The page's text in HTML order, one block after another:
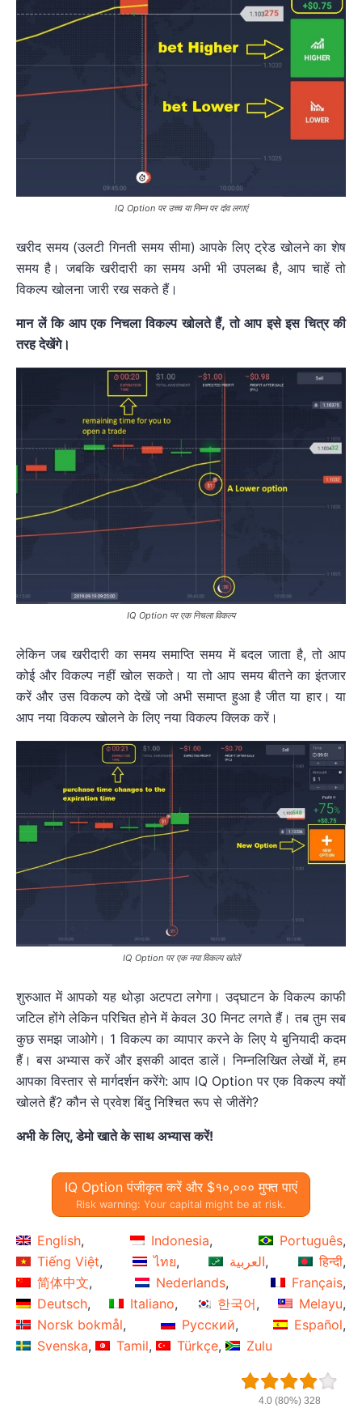
IQ Option पर उच्च या निम्न पर दांव लगाएं
खरीद समय (उलटी गिनती समय सीमा) आपके लिए ट्रेड खोलने का शेष
समय है। जबकि खरीदारी का समय अभी भी उपलब्ध है, आप चाहें तो
विकल्प खोलना जारी रख सकते हैं।
मान लें कि आप एक निचला विकल्प खोलते हैं, तो आप इसे इस चित्र की
तरह देखेंगे।
IQ Option पर एक निचला विकल्प
लेकिन जब खरीदारी का समय समाप्ति समय में बदल जाता है, तो आप
कोई और विकल्प नहीं खोल सकते। या तो आप समय बीतने का इंतजार
करें और उस विकल्प को देखें जो अभी समाप्त हुआ है जीत या हार। या
आप नया विकल्प खोलने के लिए नया विकल्प क्लिक करें।
IQ Option पर एक नया विकल्प खोलें
शुरुआत में आपको यह थोड़ा अटपटा लगेगा। उद्घाटन के विकल्प काफी
जटिल होंगे लेकिन परिचित होने में केवल 30 मिनट लगते हैं। तब तुम सब
कुछ समझ जाओगे। 1 विकल्प का व्यापार करने के लिए ये बुनियादी कदम
हैं। बस अभ्यास करें और इसकी आदत डालें। निम्नलिखित लेखों में, हम
आपका विस्तार से मार्गदर्शन करेंगे: आप IQ Option पर एक विकल्प क्यों
खोलते हैं? कौन से प्रवेश बिंदु निश्चित रूप से जीतेंगे?
अभी के लिए, डेमो खाते के साथ अभ्यास करें!
IQ Option पंजीकृत करें और $१०,००० मुफ्त पाएं
Risk warning: Your capital might be at risk.
English Indonesia
Português
Tiếng Việt
ไทย العربية
हिन्दी
简体中文
Nederlands
Français
Deutsch
Italiano 한국어
Melayu
Norsk bokmål
Русский
Español
Svenska
Tamil Türkçe Zulu
4.0 (80%) 328